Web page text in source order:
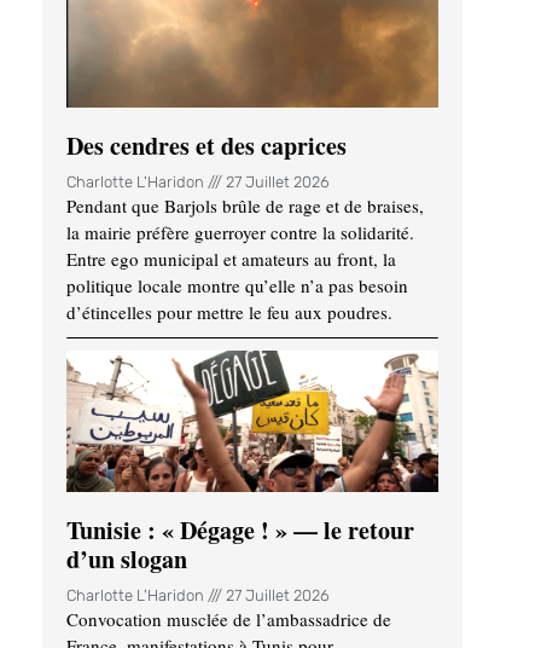
Des cendres et des caprices
Charlotte L'Haridon 27 Juillet 2026
Pendant que Barjols brûle de rage et de braises,
la mairie préfère guerroyer contre la solidarité.
Entre ego municipal et amateurs au front, la
politique locale montre qu’elle n’a pas besoin
d’étincelles pour mettre le feu aux poudres.
Tunisie : « Dégage ! » — le retour
d’un slogan
Charlotte L'Haridon 27 Juillet 2026
Convocation musclée de l’ambassadrice de